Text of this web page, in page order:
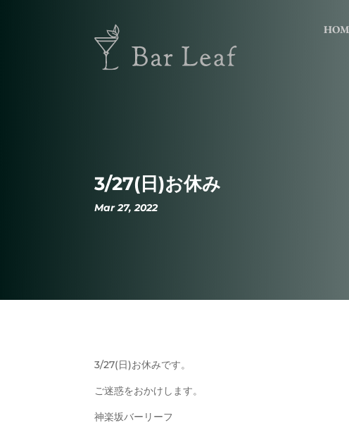
3/27(日)お休み
Mar 27, 2022
3/27(日)お休みです。
ご迷惑をおかけします。
神楽坂バーリーフ